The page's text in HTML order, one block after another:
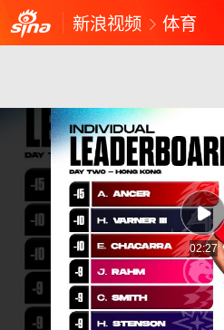
新浪视频 体育
02:27